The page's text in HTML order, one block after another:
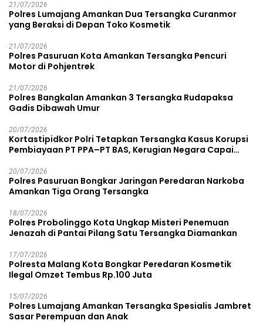
21/07/2026
Polres Lumajang Amankan Dua Tersangka Curanmor
yang Beraksi di Depan Toko Kosmetik
21/07/2026
Polres Pasuruan Kota Amankan Tersangka Pencuri
Motor di Pohjentrek
21/07/2026
Polres Bangkalan Amankan 3 Tersangka Rudapaksa
Gadis Dibawah Umur
20/07/2026
Kortastipidkor Polri Tetapkan Tersangka Kasus Korupsi
Pembiayaan PT PPA–PT BAS, Kerugian Negara Capai
20/07/2026
Polres Pasuruan Bongkar Jaringan Peredaran Narkoba
Amankan Tiga Orang Tersangka
18/07/2026
Polres Probolinggo Kota Ungkap Misteri Penemuan
Jenazah di Pantai Pilang Satu Tersangka Diamankan
17/07/2026
Polresta Malang Kota Bongkar Peredaran Kosmetik
Ilegal Omzet Tembus Rp.100 Juta
15/07/2026
Polres Lumajang Amankan Tersangka Spesialis Jambret
Sasar Perempuan dan Anak